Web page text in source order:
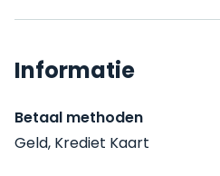
Informatie
Betaal methoden
Geld, Krediet Kaart